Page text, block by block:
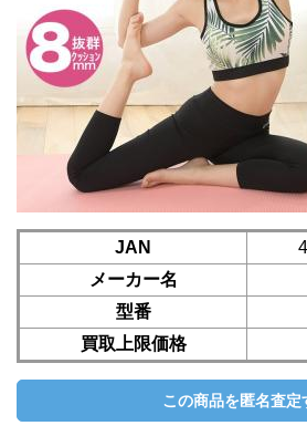
JAN
メーカー名
型番
買取上限価格